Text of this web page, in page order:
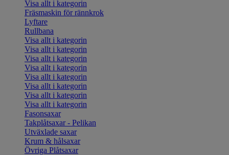
Visa allt i kategorin
Fräsmaskin för rännkrok
Lyftare
Rullbana
Visa allt i kategorin
Visa allt i kategorin
Visa allt i kategorin
Visa allt i kategorin
Visa allt i kategorin
Visa allt i kategorin
Visa allt i kategorin
Visa allt i kategorin
Fasonsaxar
Takplåtsaxar - Pelikan
Utväxlade saxar
Krum & hålsaxar
Övriga Plåtsaxar